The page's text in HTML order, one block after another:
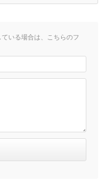
いる場合は、こちらのフ